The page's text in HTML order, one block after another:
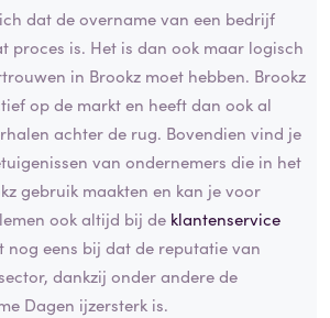
dat de overname van een bedrijf
proces is. Het is dan ook maar logisch
in Brookz moet hebben. Brookz
op de markt en heeft dan ook al
achter de rug. Bovendien vind je
van ondernemers die in het
gebruik maakten en kan je voor
ook altijd bij de klantenservice
nog eens bij dat de reputatie van
dankzij onder andere de
Dagen ijzersterk is.